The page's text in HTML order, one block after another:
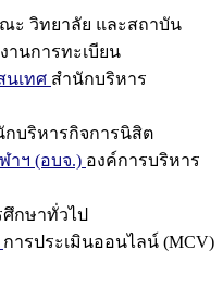
ะ วิทยาลัย และสถาบัน
านการทะเบียน
นเทศ สำนักบริหาร
กบริหารกิจการนิสิต
าฯ (อบจ.) องค์การบริหาร
กษาทั่วไป
การประเมินออนไลน์ (MCV)